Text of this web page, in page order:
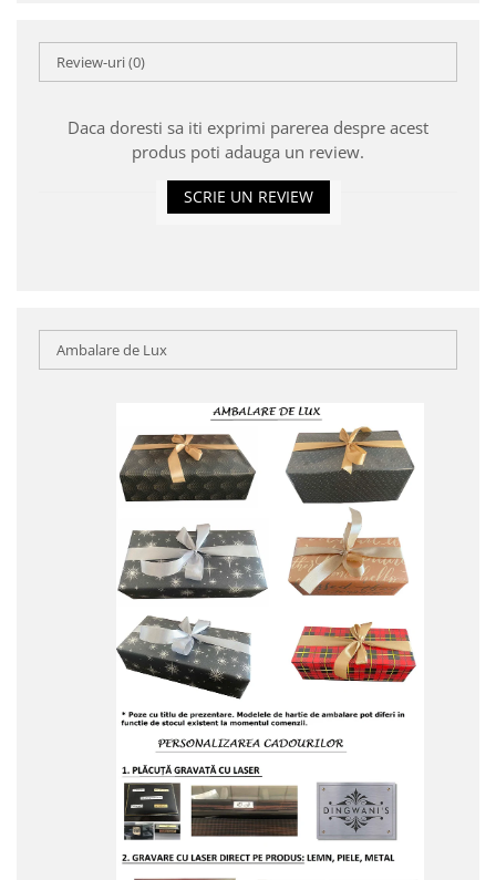
Review-uri(0)
Daca doresti sa iti exprimi parerea despre acest
produs poti adauga un review.
SCRIE UN REVIEW
Ambalare de Lux